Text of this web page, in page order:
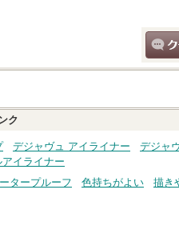
ク
デジャヴュ アイライナー デジャ
イライナー
タープルーフ 色持ちがよい 描き